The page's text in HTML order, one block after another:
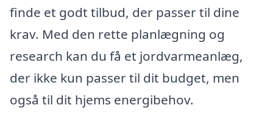
finde et godt tilbud, der passer til dine
krav. Med den rette planlægning og
research kan du få et jordvarmeanlæg,
der ikke kun passer til dit budget, men
også til dit hjems energibehov.